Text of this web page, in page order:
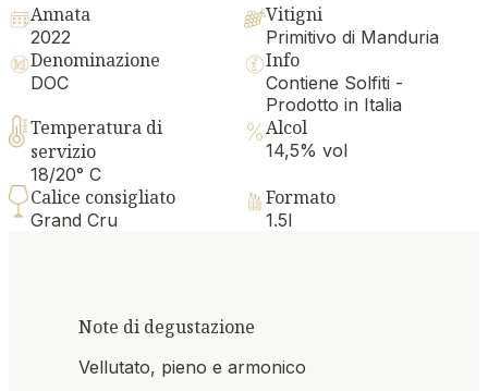
Annata
2022
Vitigni
Primitivo di Manduria
Denominazione
DOC
Info
Contiene Solfiti -
Prodotto in Italia
Temperatura di
servizio
18/20° C
Alcol
14,5% vol
Calice consigliato
Grand Cru
Formato
1.5l
Note di degustazione
Vellutato, pieno e armonico